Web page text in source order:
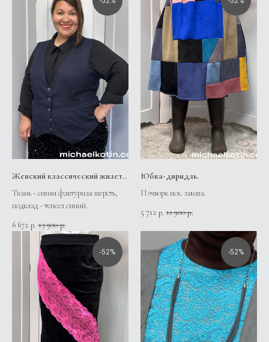
Женский классический жилет..
Ткань - синяя фактурная шерсть,
подклад - тенсел синий.
6 672 р. 13 900 р.
Юбка-дирндль.
Пэчворк иск. замша.
5 712 р. 11 900 р.
-52% -52%